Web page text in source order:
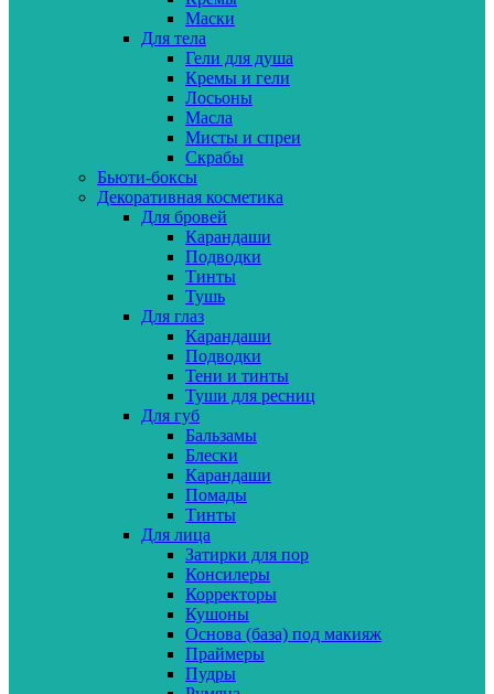
Маски
Для тела
Гели для душа
Кремы и гели
Лосьоны
Масла
Мисты и спреи
Скрабы
Бьюти-боксы
Декоративная косметика
Для бровей
Карандаши
Подводки
Тинты
Тушь
Для глаз
Карандаши
Подводки
Тени и тинты
Туши для ресниц
Для губ
Бальзамы
Блески
Карандаши
Помады
Тинты
Для лица
Затирки для пор
Консилеры
Корректоры
Кушоны
Основа (база) под макияж
Праймеры
Пудры